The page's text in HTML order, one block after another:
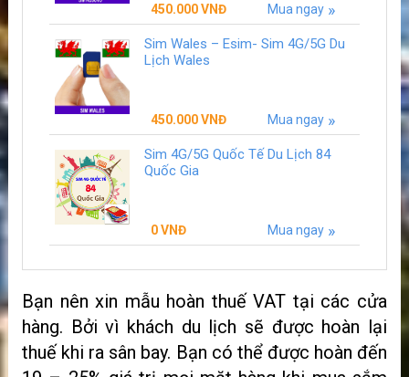
450.000VNĐ Mua ngay
Sim Wales – Esim- Sim 4G/5G Du
Lịch Wales
450.000VNĐ Mua ngay
Sim 4G/5G Quốc Tế Du Lịch 84
Quốc Gia
0VNĐ Mua ngay
Bạn nên xin mẫu hoàn thuế VAT tại các cửa
hàng. Bởi vì khách du lịch sẽ được hoàn lại
thuế khi ra sân bay. Bạn có thể được hoàn đến